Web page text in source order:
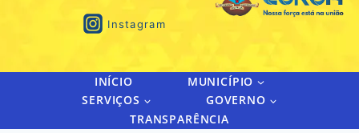
Instagram
INÍCIO
MUNICÍPIO
SERVIÇOS
GOVERNO
TRANSPARÊNCIA